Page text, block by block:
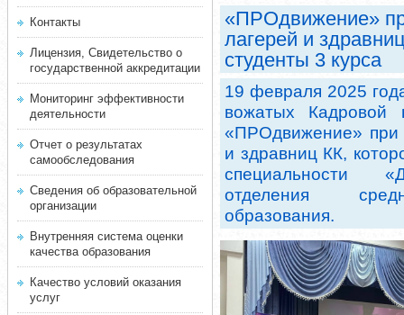
Контакты
Лицензия, Свидетельство о
государственной аккредитации
Мониторинг эффективности
деятельности
Отчет о результатах
самообследования
Сведения об образовательной
организации
Внутренняя система оценки
качества образования
Качество условий оказания
услуг
«ПРОдвижение»
лагерей и
студенты 3 курса
19 февраля 2025
вожатых Кадровой
«ПРОдвижение» при
и здравниц КК,
специальности
отделения
образования.